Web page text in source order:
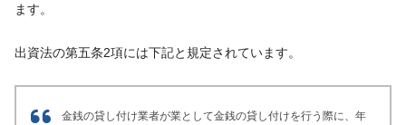
ます。
出資法の第五条2項には下記と規定されています。
金銭の貸し付け業者が業として金銭の貸し付けを行う際に、年